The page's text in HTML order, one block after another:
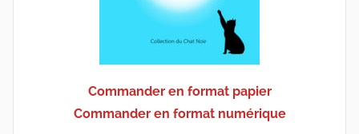
Commander en format papier
Commander en format numérique